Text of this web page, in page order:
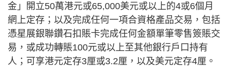
金」開立50萬港元或65,000美元或以上的4或6個月
網上定存；以及完成任何一項合資格產品交易，包括
憑星展銀聯鑽石扣賬卡完成任何金額單筆零售簽賬交
易，或成功轉賬100元或以上至其他銀行戶口持有
人；可享港元定存3厘或3.2厘，以及美元定存4厘。